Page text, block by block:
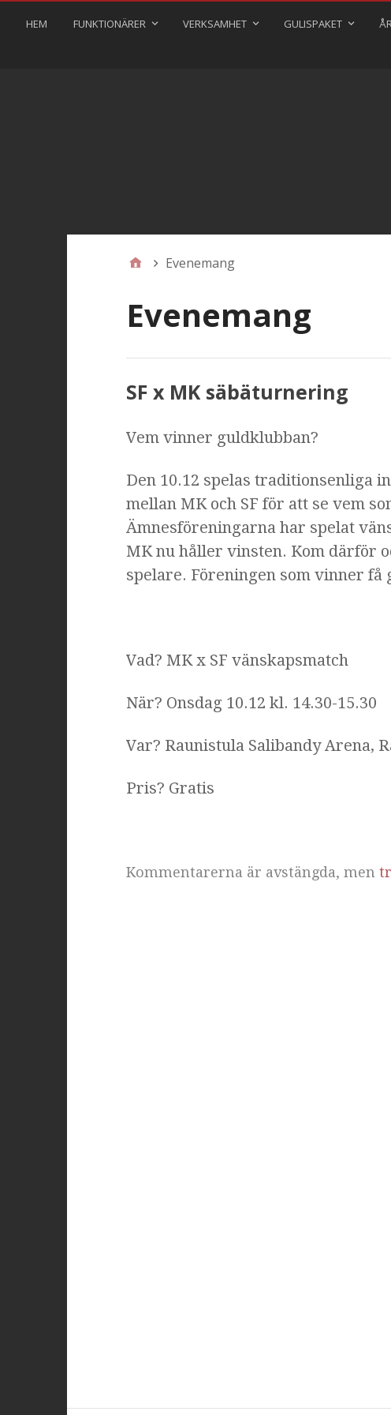
HEM FUNKTIONÄRER VERKSAMHET GULISPAKET
Evenemang
Evenemang
SF x MK säbäturnering
Vem vinner guldklubban?
Den 10.12 spelas traditionsenliga
mellan MK och SF för att se vem
Ämnesföreningarna har spelat
MK nu håller vinsten. Kom därför
spelare. Föreningen som vinner få
Vad? MK x SF vänskapsmatch
När? Onsdag 10.12 kl. 14.30-15.30
Var? Raunistula Salibandy Arena,
Pris? Gratis
Kommentarerna är avstängda, men